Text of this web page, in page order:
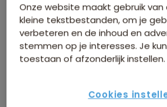
Inbegrepen in de reissom
Onze website maakt gebruik van
kleine tekstbestanden, om je
verbeteren en de inhoud en
stemmen op je interesses. Je
toestaan of afzonderlijk instellen.
Cookies